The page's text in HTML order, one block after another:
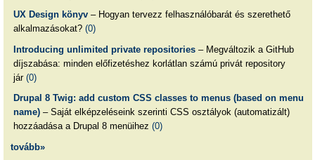
UX Design könyv– Hogyan tervezz felhasználóbarát és szerethető
alkalmazásokat? (0)
Introducing unlimited private repositories– Megváltozik a GitHub
díjszabása: minden előfizetéshez korlátlan számú privát repository
jár (0)
Drupal 8 Twig: add custom CSS classes to menus (based on menu
name)– Saját elképzeléseink szerinti CSS osztályok (automatizált)
hozzáadása a Drupal 8 menüihez (0)
tovább»